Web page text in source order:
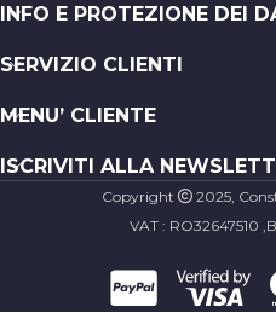
INFO E PROTEZIONE DEI
SERVIZIO CLIENTI
MENU’ CLIENTE
ISCRIVITI ALLA
Copyright
2025,
VAT : RO32647510
Braccialetto
Maritimes in corda